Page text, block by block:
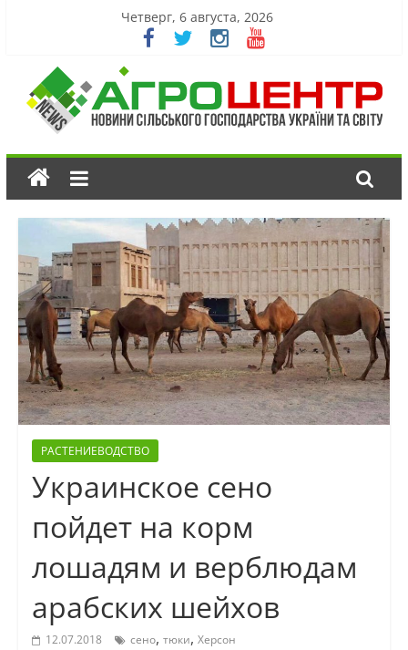
Четверг, 6 августа, 2026
РАСТЕНИЕВОДСТВО
Украинское сено
пойдет на корм
лошадям и верблюдам
арабских шейхов
12.07.2018 сено, тюки, Херсон